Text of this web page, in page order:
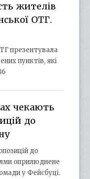
жителів
ОТГ.
презентувала
пунктів, які
чекають
до
до
оприлюднене
у Фейсбуці.